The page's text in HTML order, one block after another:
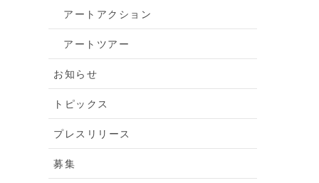
アートアクション
アートツアー
お知らせ
トピックス
プレスリリース
募集